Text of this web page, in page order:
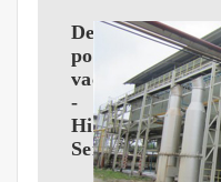
Deshidratación
por
vacío
-
Hidraulica
Seiton